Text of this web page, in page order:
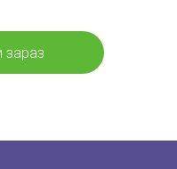
зараз